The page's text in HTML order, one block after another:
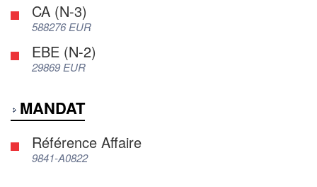
CA (N-3)
588276 EUR
EBE (N-2)
29869 EUR
MANDAT
Référence Affaire
9841-A0822